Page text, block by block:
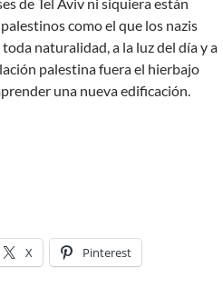
como el que los nazis
naturalidad, a la luz del día y a
palestina fuera el hierbajo
una nueva edificación.
X Pinterest